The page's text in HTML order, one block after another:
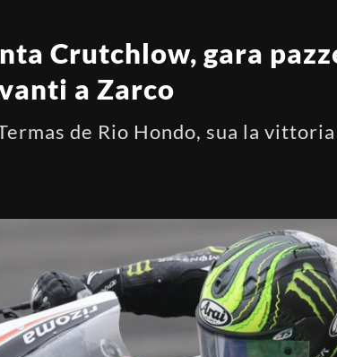
Crutchlow, gara
a Zarco
de Rio Hondo, sua la